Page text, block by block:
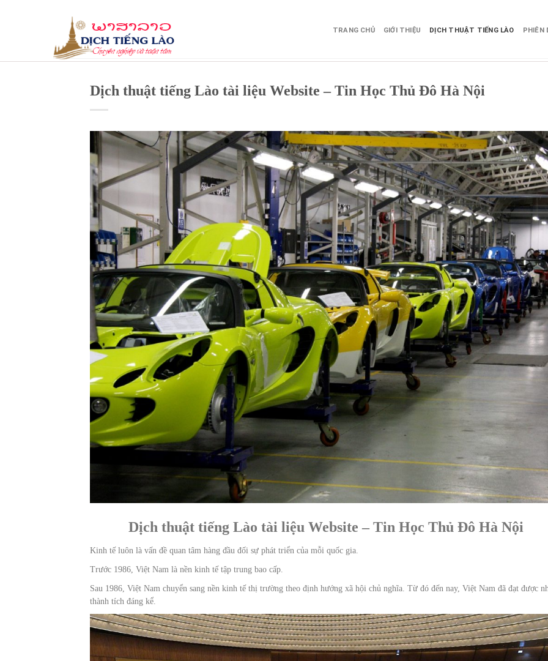
TRANG CHỦ GIỚI THIỆU DỊCH THUẬT TIẾNG LÀO PHIÊN
Dịch thuật tiếng Lào tài liệu Website – Tin Học Thủ Đô Hà Nội
Dịch thuật tiếng Lào tài liệu Website – Tin Học Thủ Đô Hà Nội
Kinh tế luôn là vấn đề quan tâm hàng đầu đối sự phát triển của mỗi quốc gia.
Trước 1986, Việt Nam là nền kinh tế tập trung bao cấp.
Sau 1986, Việt Nam chuyển sang nền kinh tế thị trường theo định hướng xã hội chủ nghĩa. Từ đó đến nay, Việt Nam đã đạt được
thành tích đáng kể.